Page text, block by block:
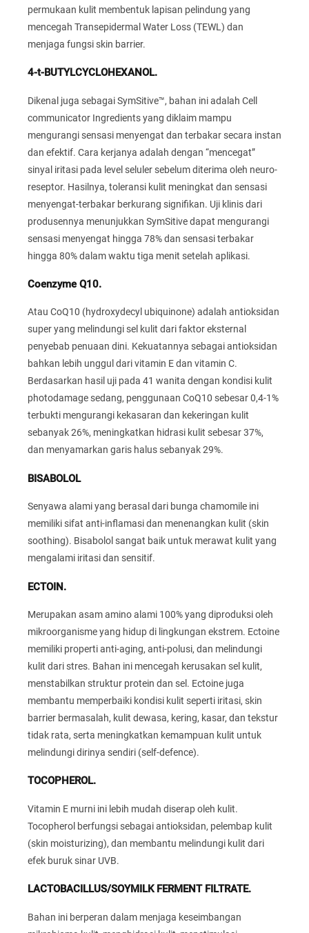
permukaan kulit membentuk lapisan pelindung yang
mencegah Transepidermal Water Loss (TEWL) dan
menjaga fungsi skin barrier.
4-t-BUTYLCYCLOHEXANOL.
Dikenal juga sebagai SymSitive™, bahan ini adalah Cell
communicator Ingredients yang diklaim mampu
mengurangi sensasi menyengat dan terbakar secara instan
dan efektif. Cara kerjanya adalah dengan “mencegat”
sinyal iritasi pada level seluler sebelum diterima oleh neuro-
reseptor. Hasilnya, toleransi kulit meningkat dan sensasi
menyengat-terbakar berkurang signifikan. Uji klinis dari
produsennya menunjukkan SymSitive dapat mengurangi
sensasi menyengat hingga 78% dan sensasi terbakar
hingga 80% dalam waktu tiga menit setelah aplikasi.
Coenzyme Q10.
Atau CoQ10 (hydroxydecyl ubiquinone) adalah antioksidan
super yang melindungi sel kulit dari faktor eksternal
penyebab penuaan dini. Kekuatannya sebagai antioksidan
bahkan lebih unggul dari vitamin E dan vitamin C.
Berdasarkan hasil uji pada 41 wanita dengan kondisi kulit
photodamage sedang, penggunaan CoQ10 sebesar 0,4-1%
terbukti mengurangi kekasaran dan kekeringan kulit
sebanyak 26%, meningkatkan hidrasi kulit sebesar 37%,
dan menyamarkan garis halus sebanyak 29%.
BISABOLOL
Senyawa alami yang berasal dari bunga chamomile ini
memiliki sifat anti-inflamasi dan menenangkan kulit (skin
soothing). Bisabolol sangat baik untuk merawat kulit yang
mengalami iritasi dan sensitif.
ECTOIN.
Merupakan asam amino alami 100% yang diproduksi oleh
mikroorganisme yang hidup di lingkungan ekstrem. Ectoine
memiliki properti anti-aging, anti-polusi, dan melindungi
kulit dari stres. Bahan ini mencegah kerusakan sel kulit,
menstabilkan struktur protein dan sel. Ectoine juga
membantu memperbaiki kondisi kulit seperti iritasi, skin
barrier bermasalah, kulit dewasa, kering, kasar, dan tekstur
tidak rata, serta meningkatkan kemampuan kulit untuk
melindungi dirinya sendiri (self-defence).
TOCOPHEROL.
Vitamin E murni ini lebih mudah diserap oleh kulit.
Tocopherol berfungsi sebagai antioksidan, pelembap kulit
(skin moisturizing), dan membantu melindungi kulit dari
efek buruk sinar UVB.
LACTOBACILLUS/SOYMILK FERMENT FILTRATE.
Bahan ini berperan dalam menjaga keseimbangan